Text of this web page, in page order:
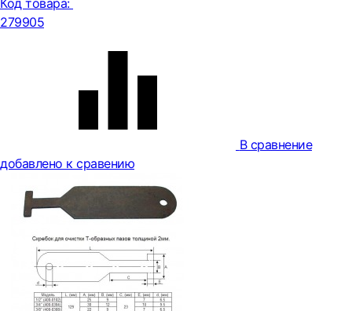
Код товара:
279905
В сравнение
добавлено к сравению